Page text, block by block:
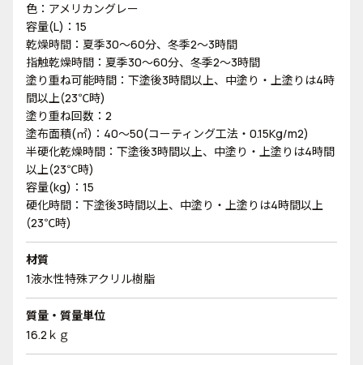
色：アメリカングレー
容量(L)：15
乾燥時間：夏季30～60分、冬季2～3時間
指触乾燥時間：夏季30～60分、冬季2～3時間
塗り重ね可能時間：下塗後3時間以上、中塗り・上塗りは4時
間以上(23℃時)
塗り重ね回数：2
塗布面積(㎡)：40～50(コーティング工法・0.15Kg/m2)
半硬化乾燥時間：下塗後3時間以上、中塗り・上塗りは4時間
以上(23℃時)
容量(kg)：15
硬化時間：下塗後3時間以上、中塗り・上塗りは4時間以上
(23℃時)
材質
1液水性特殊アクリル樹脂
質量・質量単位
16.2ｋｇ